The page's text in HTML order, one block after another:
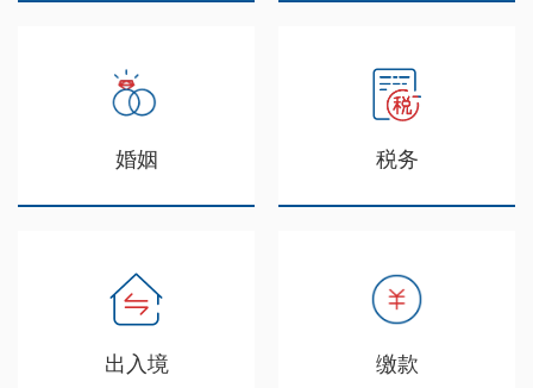
婚姻 税务
出入境 缴款